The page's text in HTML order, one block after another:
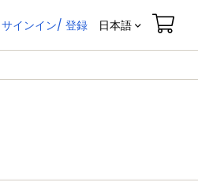
サインイン/ 登録 日本語